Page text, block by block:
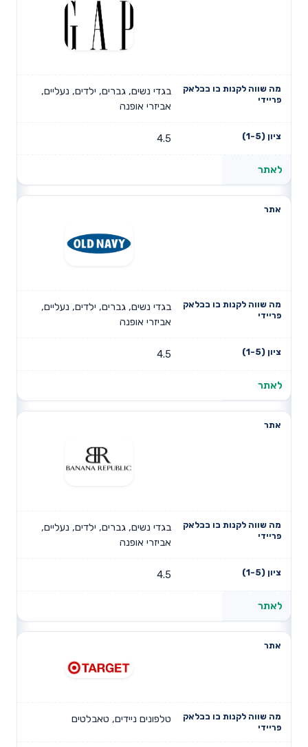
בגדי נשים, גברים, ילדים, נעליים,
אביזרי אופנה
4.5
לאתר
בגדי נשים, גברים, ילדים, נעליים,
אביזרי אופנה
4.5
לאתר
בגדי נשים, גברים, ילדים, נעליים,
אביזרי אופנה
4.5
לאתר
טלפונים ניידים, טאבלטים